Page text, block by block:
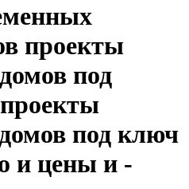
проекты
под
под ключ
и цены и -